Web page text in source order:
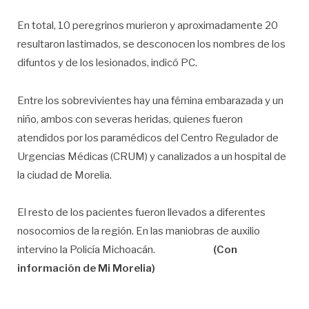
En total, 10 peregrinos murieron y aproximadamente 20
resultaron lastimados, se desconocen los nombres de los
difuntos y de los lesionados, indicó PC.
Entre los sobrevivientes hay una fémina embarazada y un
niño, ambos con severas heridas, quienes fueron
atendidos por los paramédicos del Centro Regulador de
Urgencias Médicas (CRUM) y canalizados a un hospital de
la ciudad de Morelia.
El resto de los pacientes fueron llevados a diferentes
nosocomios de la región. En las maniobras de auxilio
intervino la Policía Michoacán. (Con
información de Mi Morelia)